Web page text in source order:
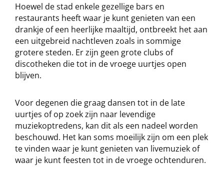
Hoewel de stad enkele gezellige bars en
restaurants heeft waar je kunt genieten van een
drankje of een heerlijke maaltijd, ontbreekt het aan
een uitgebreid nachtleven zoals in sommige
grotere steden. Er zijn geen grote clubs of
discotheken die tot in de vroege uurtjes open
blijven.
Voor degenen die graag dansen tot in de late
uurtjes of op zoek zijn naar levendige
muziekoptredens, kan dit als een nadeel worden
beschouwd. Het kan soms moeilijk zijn om een plek
te vinden waar je kunt genieten van livemuziek of
waar je kunt feesten tot in de vroege ochtenduren.